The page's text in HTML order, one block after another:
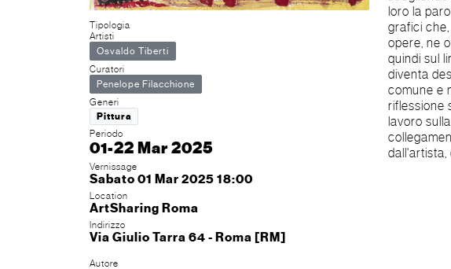
Tipologia
Artisti
Osvaldo Tiberti
Curatori
Penelope Filacchione
Generi
Pittura
Periodo
01-22 Mar 2025
Vernissage
Sabato 01 Mar 2025 18:00
Location
ArtSharing Roma
Indirizzo
Via Giulio Tarra 64 - Roma [RM]
Autore
loro la
grafici
opere, ne
quindi sul
diventa
comune e
riflessione
lavoro
Visive
d’Europa
2009.
Biennale